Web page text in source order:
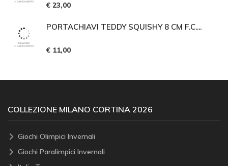
€ 23,00
PORTACHIAVI TEDDY SQUISHY 8 CM F.C....
€ 11,00
COLLEZIONE MILANO CORTINA 2026
Giochi Olimpici Invernali
Giochi Paralimpici Invernali